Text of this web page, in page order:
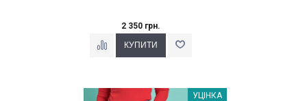
2 350 грн.
Наклейки Варіант з % УЦІНКА